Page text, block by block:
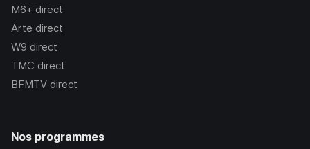
M6+ direct
Arte direct
W9 direct
TMC direct
BFMTV direct
Nos programmes